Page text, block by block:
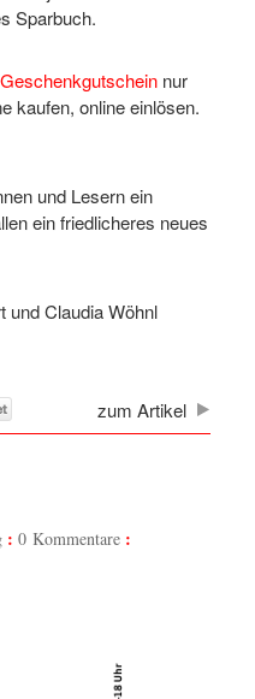
Sparbuch.
nur
kaufen, online einlösen.
und Lesern ein
ein friedlicheres neues
und Claudia Wöhnl
zum Artikel
0 Kommentare